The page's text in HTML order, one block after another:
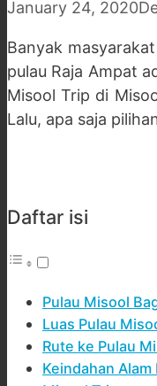
January 24, 2020
Banyak
pulau Raja Ampat
Misool Trip di
Lalu, apa saja
Daftar isi
Pulau Misool
Luas Pulau
Rute ke Pulau
Keindahan